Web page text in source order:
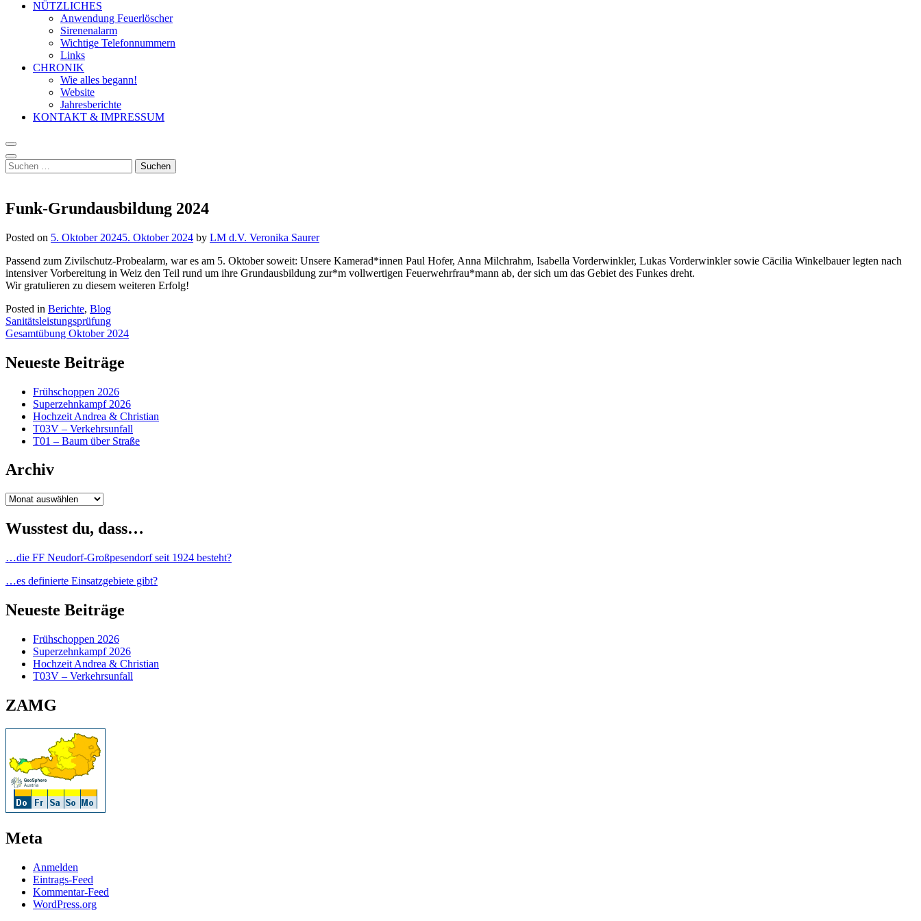
NÜTZLICHES
Anwendung Feuerlöscher
Sirenenalarm
Wichtige Telefonnummern
Links
CHRONIK
Wie alles begann!
Website
Jahresberichte
KONTAKT & IMPRESSUM
Suchen
nach:
Funk-Grundausbildung 2024
Posted on 5. Oktober 20245. Oktober 2024 by LM d.V. Veronika Saurer
Passend zum Zivilschutz-Probealarm, war es am 5. Oktober soweit: Unsere Kamerad*innen Paul Hofer, Anna Milchrahm, Isabella Vorderwinkler, Lukas Vorderwinkler sowie Cäcilia Winkelbauer legten nach
intensiver Vorbereitung in Weiz den Teil rund um ihre Grundausbildung zur*m vollwertigen Feuerwehrfrau*mann ab, der sich um das Gebiet des Funkes dreht.
Wir gratulieren zu diesem weiteren Erfolg!
Posted in Berichte, Blog
Beitragsnavigation
Sanitätsleistungsprüfung
Gesamtübung Oktober 2024
Neueste Beiträge
Frühschoppen 2026
Superzehnkampf 2026
Hochzeit Andrea & Christian
T03V – Verkehrsunfall
T01 – Baum über Straße
Archiv
Archiv
Wusstest du, dass…
…die FF Neudorf-Großpesendorf seit 1924 besteht?
…es definierte Einsatzgebiete gibt?
Neueste Beiträge
Frühschoppen 2026
Superzehnkampf 2026
Hochzeit Andrea & Christian
T03V – Verkehrsunfall
ZAMG
Meta
Anmelden
Eintrags-Feed
Kommentar-Feed
WordPress.org